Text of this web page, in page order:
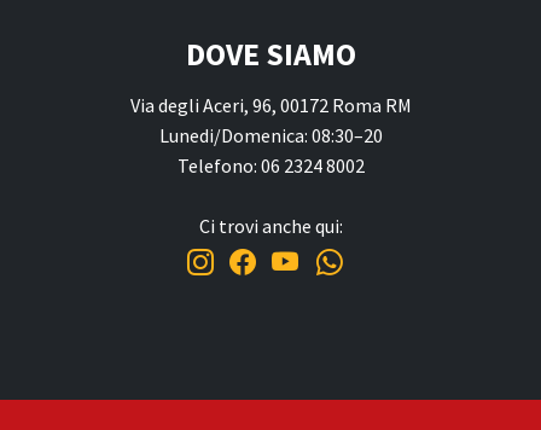
DOVE SIAMO
Via degli Aceri, 96, 00172 Roma RM
Lunedi/Domenica: 08:30–20
Telefono: 06 2324 8002
Ci trovi anche qui: